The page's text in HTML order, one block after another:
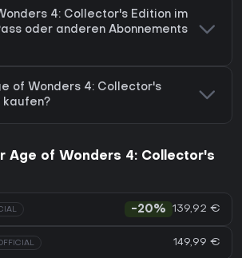
4: Collector's Edition im
oder anderen Abonnements
of Wonders 4: Collector's
kaufen?
Age of Wonders 4: Collector's
-20% 139,92 €
149,99 €